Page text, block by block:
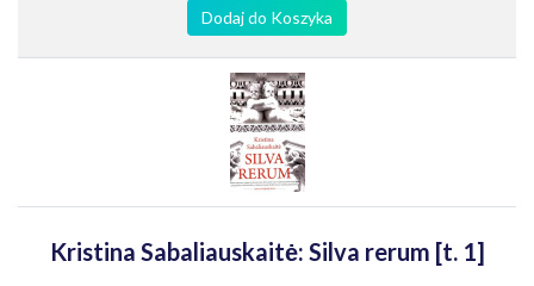
Dodaj do Koszyka
Kristina Sabaliauskaitė: Silva rerum [t. 1]